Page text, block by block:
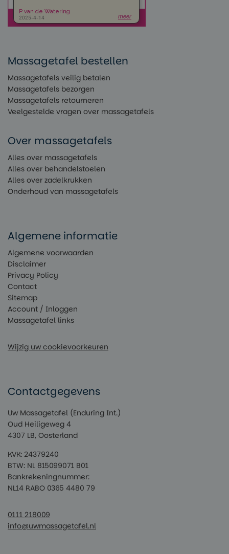
Massagetafel bestellen
Massagetafels veilig betalen
Massagetafels bezorgen
Massagetafels retourneren
Veelgestelde vragen over massagetafels
Over massagetafels
Alles over massagetafels
Alles over behandelstoelen
Alles over zadelkrukken
Onderhoud van massagetafels
Algemene informatie
Algemene voorwaarden
Disclaimer
Privacy Policy
Contact
Sitemap
Account / Inloggen
Massagetafel links
Wijzig uw cookievoorkeuren
Contactgegevens
Uw Massagetafel (Enduring Int.)
Oud Heiligeweg 4
4307 LB, Oosterland
KVK: 24379240
BTW: NL 815099071 B01
Bankrekeningnummer:
NL14 RABO 0365 4480 79
0111 218009
info@uwmassagetafel.nl